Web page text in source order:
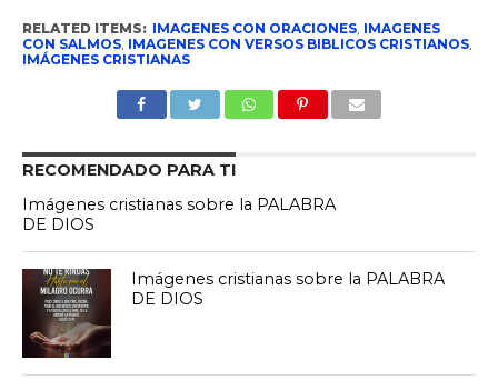
RELATED ITEMS: IMAGENES CON ORACIONES, IMAGENES
CON SALMOS, IMAGENES CON VERSOS BIBLICOS CRISTIANOS,
IMÁGENES CRISTIANAS
RECOMENDADO PARA TI
Imágenes cristianas sobre la PALABRA
DE DIOS
Imágenes cristianas sobre la PALABRA
DE DIOS